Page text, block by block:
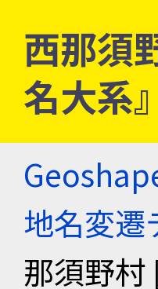
西那須
名大系
地名変遷
那須野村